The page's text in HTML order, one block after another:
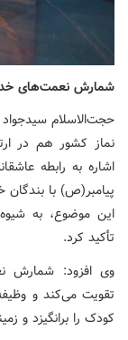
شمارش نعمت‌های
حجت‌الاسلام
نماز کشور هم در
اشاره به رابطه
پیامبر(ص) با
این موضوع، به
تأکید کرد.
وی افزود: شمارش
تقویت می‌کند و
کودک را برانگیزد و